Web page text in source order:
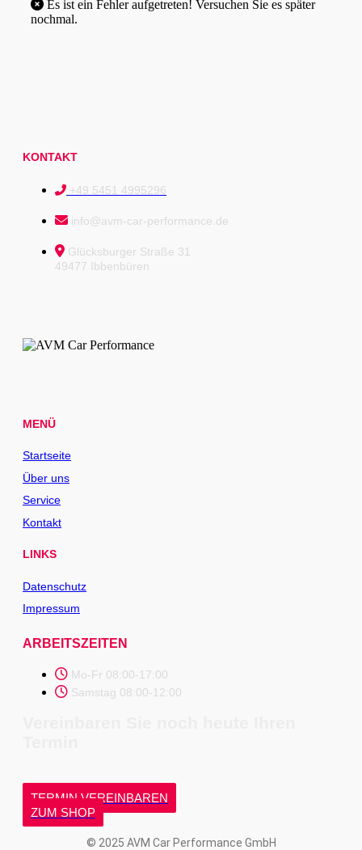
nochmal.
KONTAKT
+49 5451 4995296
info@avm-car-performance.de
Glücksburger Straße 31
49477 Ibbenbüren
MENÜ
Startseite
Über uns
Service
Kontakt
LINKS
Datenschutz
Impressum
ARBEITSZEITEN
Mo-Fr 08:00-17:00
Samstag 08:00-12:00
TERMIN VEREINBAREN
ZUM SHOP
© 2025 AVM Car Performance GmbH